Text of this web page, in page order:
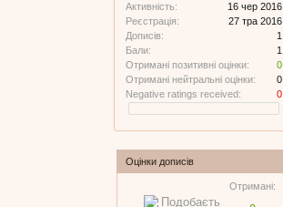
Активність:
16 чер 2016
Реєстрація:
27 тра 2016
Дописів:
1
Бали:
1
Отримані позитивні оцінки:
0
Отримані нейтральні оцінки:
0
Negative ratings received:
0
Оцінки дописів
Отримані: